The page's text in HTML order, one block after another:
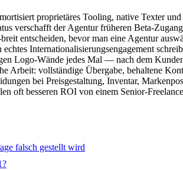
proprietäres Tooling, native Texter
verschafft der Agentur früheren Beta-
entscheiden, bevor man eine Agentur
Internationalisierungsengagement
Logo-Wände jedes Mal — nach dem
Arbeit: vollständige Übergabe, behaltene
bei Preisgestaltung, Inventar,
oft besseren ROI von einem Senior-
falsch gestellt wird